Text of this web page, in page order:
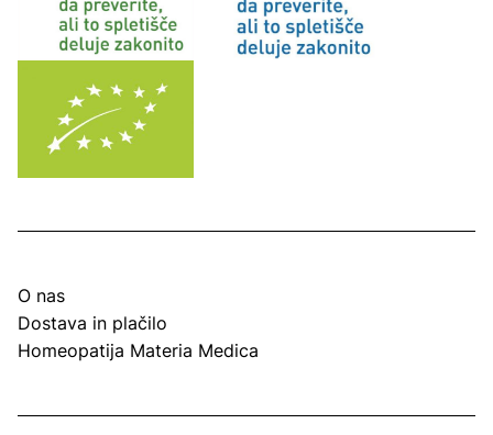
O nas
Dostava in plačilo
Homeopatija Materia Medica